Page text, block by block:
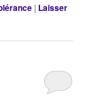
| Laisser